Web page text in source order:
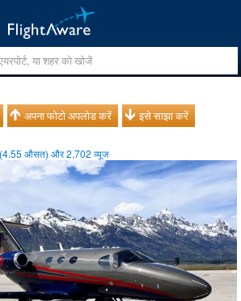
अपना फोटो अपलोड करें इसे साझा करें
4.55 औसत) और2,702 व्यूज